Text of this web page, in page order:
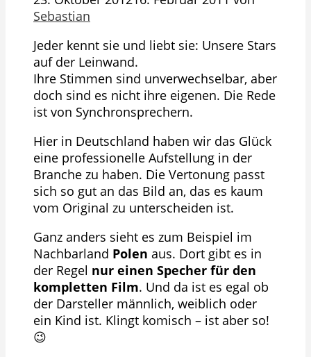
Sebastian
Jeder kennt sie und liebt sie: Unsere Stars
auf der Leinwand.
Ihre Stimmen sind unverwechselbar, aber
doch sind es nicht ihre eigenen. Die Rede
ist von Synchronsprechern.
Hier in Deutschland haben wir das Glück
eine professionelle Aufstellung in der
Branche zu haben. Die Vertonung passt
sich so gut an das Bild an, das es kaum
vom Original zu unterscheiden ist.
Ganz anders sieht es zum Beispiel im
Nachbarland Polen aus. Dort gibt es in
der Regel nur einen Specher für den
kompletten Film. Und da ist es egal ob
der Darsteller männlich, weiblich oder
ein Kind ist. Klingt komisch – ist aber so!
😉